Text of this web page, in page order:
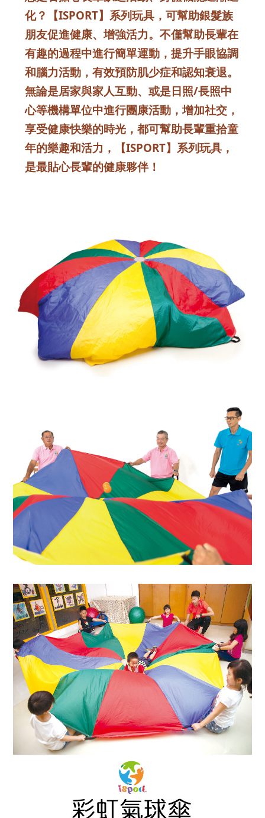
化？【ISPORT】系列玩具，可幫助銀髮族
朋友促進健康、增強活力。不僅幫助長輩在
有趣的過程中進行簡單運動，提升手眼協調
和腦力活動，有效預防肌少症和認知衰退。
無論是居家與家人互動、或是日照/長照中
心等機構單位中進行團康活動，增加社交，
享受健康快樂的時光，都可幫助長輩重拾童
年的樂趣和活力，【ISPORT】系列玩具，
是最貼心長輩的健康夥伴！